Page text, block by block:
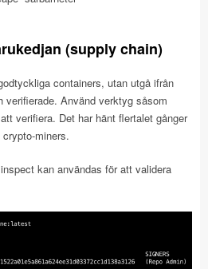
(supply chain)
containers, utan utgå ifrån
verifierade. Använd verktyg såsom
verifiera. Det har hänt flertalet gånger
miners.
kan användas för att validera